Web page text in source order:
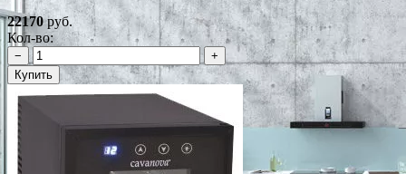
22170руб.
Кол-во:
−
+
Купить